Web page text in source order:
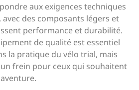
aux exigences techniques
des composants légers et
performance et durabilité.
de qualité est essentiel
la pratique du vélo trial, mais
frein pour ceux qui souhaitent